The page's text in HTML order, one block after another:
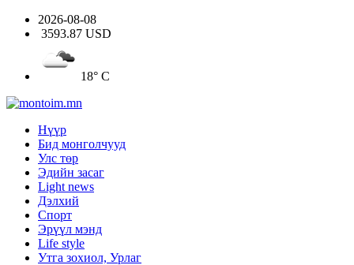
2026-08-08
3593.87 USD
18° C
Нүүр
Бид монголчууд
Улс төр
Эдийн засаг
Light news
Дэлхий
Спорт
Эрүүл мэнд
Life style
Утга зохиол, Урлаг